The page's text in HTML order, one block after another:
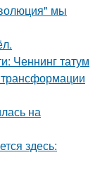
мы
Ченнинг татум
на
здесь: